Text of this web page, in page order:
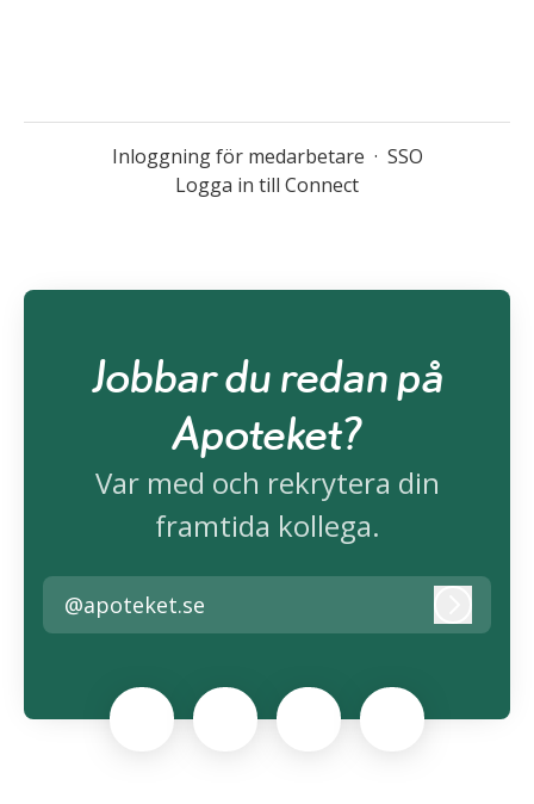
Inloggning för medarbetare · SSO
Logga in till Connect
Jobbar du redan på
Apoteket?
Var med och rekrytera din
framtida kollega.
@apoteket.se